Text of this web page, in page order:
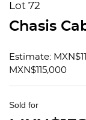
Lot 72
Chasis
Estimate:
MXN$115,000
Sold for